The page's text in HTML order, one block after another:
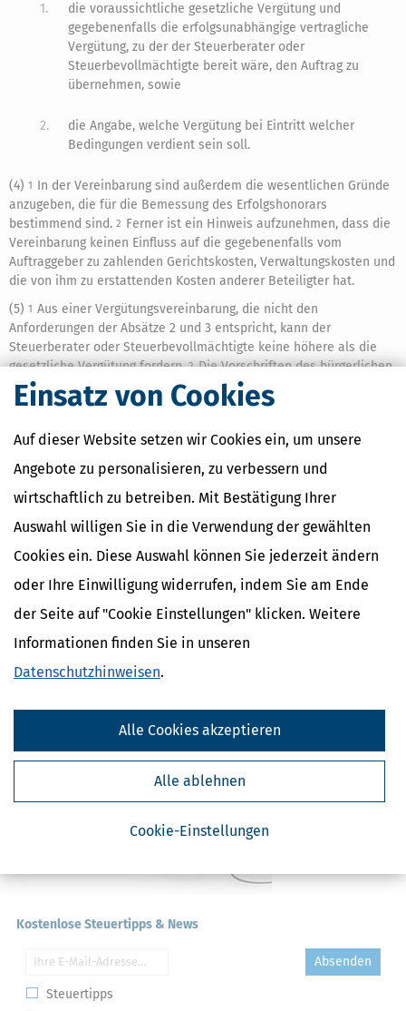
Einsatz von Cookies
Auf dieser Website setzen wir Cookies ein, um unsere
Angebote zu personalisieren, zu verbessern und
wirtschaftlich zu betreiben. Mit Bestätigung Ihrer
Auswahl willigen Sie in die Verwendung der gewählten
Cookies ein. Diese Auswahl können Sie jederzeit ändern
oder Ihre Einwilligung widerrufen, indem Sie am Ende
der Seite auf "Cookie Einstellungen" klicken. Weitere
Informationen finden Sie in unseren
Datenschutzhinweisen.
Cookie-Einstellungen
Alle ablehnen
Alle Cookies akzeptieren
1.
die voraussichtliche gesetzliche Vergütung und
gegebenenfalls die erfolgsunabhängige vertragliche
Vergütung, zu der der Steuerberater oder
Steuerbevollmächtigte bereit wäre, den Auftrag zu
übernehmen, sowie
2.
die Angabe, welche Vergütung bei Eintritt welcher
Bedingungen verdient sein soll.
(4) 1
In der Vereinbarung sind außerdem die wesentlichen Gründe
anzugeben, die für die Bemessung des Erfolgshonorars
bestimmend sind. 2 Ferner ist ein Hinweis aufzunehmen, dass die
Vereinbarung keinen Einfluss auf die gegebenenfalls vom
Auftraggeber zu zahlenden Gerichtskosten, Verwaltungskosten und
die von ihm zu erstattenden Kosten anderer Beteiligter hat.
(5) 1 Aus einer Vergütungsvereinbarung, die nicht den
Anforderungen der Absätze 2 und 3 entspricht, kann der
Steuerberater oder Steuerbevollmächtigte keine höhere als die
gesetzliche Vergütung fordern.2 Die Vorschriften des bürgerlichen
Rechts über die ungerechtfertigte Bereicherung bleiben unberührt.
Ähnliche Themen
Selbstständigkeit
Finanzamt & Formalitäten
Verwandte Lexikon-Begriffe
Künstlersozialabgabe
Kassen-Nachschau
Lohnsteuer-Nachschau
E-Bilanz
Gründungszuschuss
Kostenlose Steuertipps & News
Absenden
Steuertipps